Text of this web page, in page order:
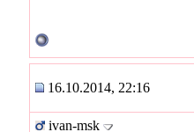
16.10.2014, 22:16
ivan-msk